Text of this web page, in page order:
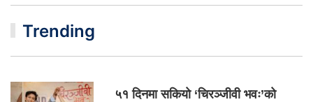
Trending
५१ दिनमा सकियो ‘चिरञ्जीवी भवः’को